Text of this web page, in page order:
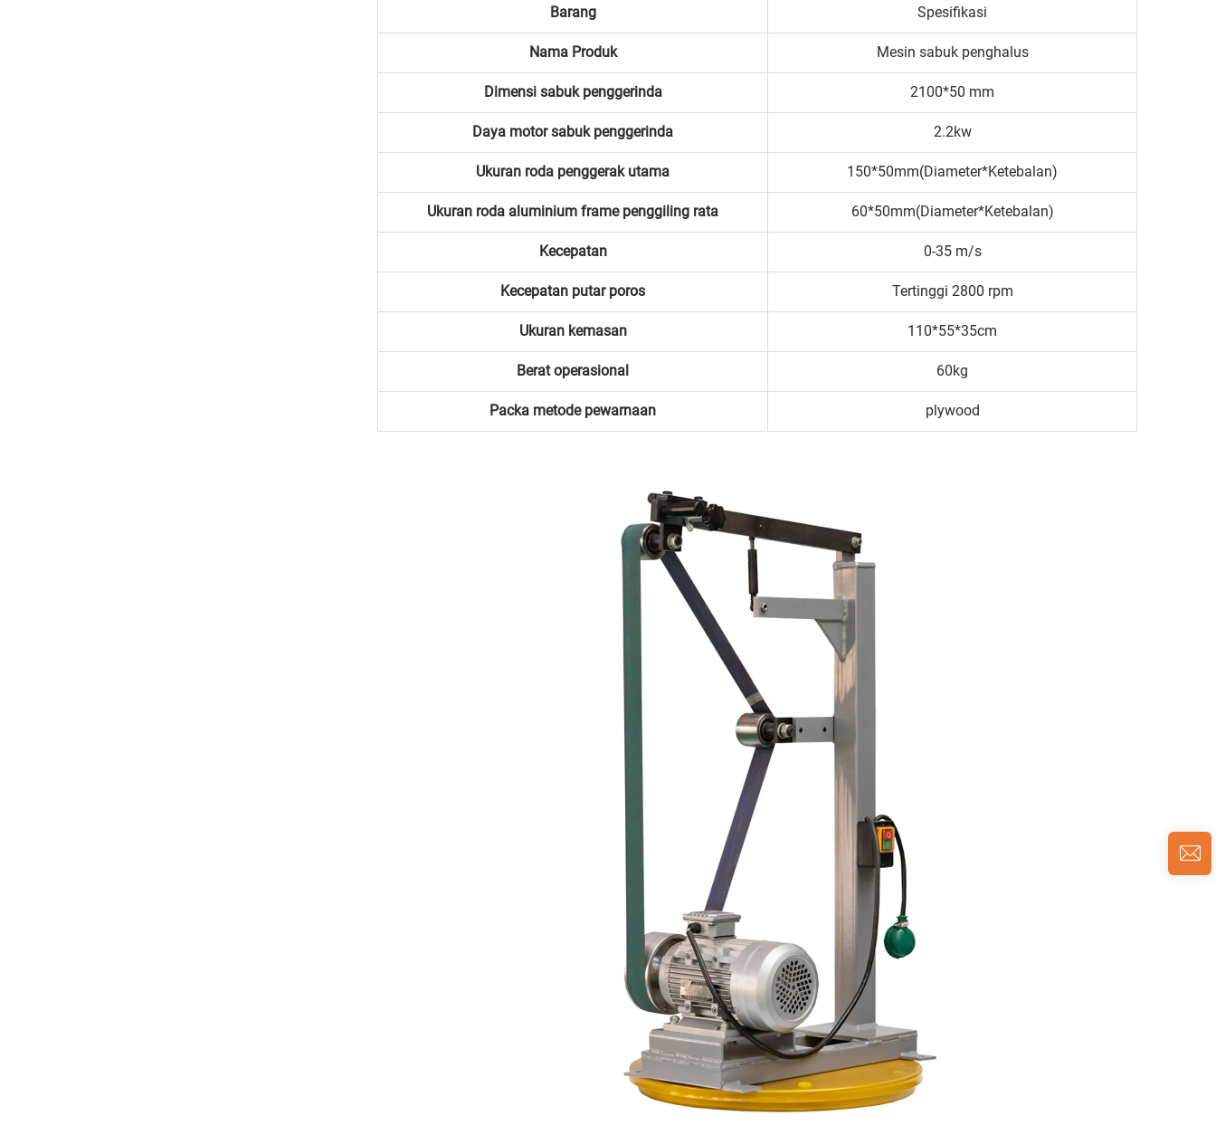
Barang Spesifikasi
Nama Produk Mesin sabuk penghalus
Dimensi sabuk penggerinda 2100*50 mm
Daya motor sabuk penggerinda 2.2kw
Ukuran roda penggerak utama 150*50mm(Diameter*Ketebalan)
Ukuran roda aluminium frame penggiling rata 60*50mm(Diameter*Ketebalan)
Kecepatan 0-35 m/s
Kecepatan putar poros Tertinggi 2800 rpm
Ukuran kemasan 110*55*35cm
Berat operasional 60kg
Packa metode pewarnaan plywood